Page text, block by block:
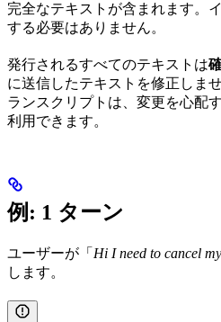
完全なテキストが含まれます。
する必要はありません。
発行されるすべてのテキストは
に送信したテキストを修正しませ
ランスクリプトは、変更を心配
利用できます。
例: 1 ターン
ユーザーが「 Hi I need to cancel
します。